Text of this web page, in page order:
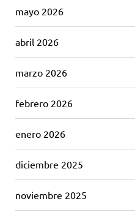
mayo 2026
abril 2026
marzo 2026
febrero 2026
enero 2026
diciembre 2025
noviembre 2025